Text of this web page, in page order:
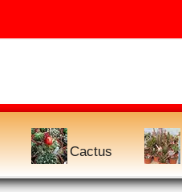
Cactus